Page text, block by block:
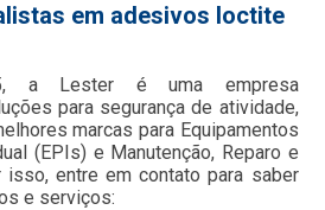
em adesivos loctite
a Lester é uma empresa
para segurança de atividade,
marcas para Equipamentos
(EPIs) e Manutenção, Reparo e
isso, entre em contato para saber
e serviços: